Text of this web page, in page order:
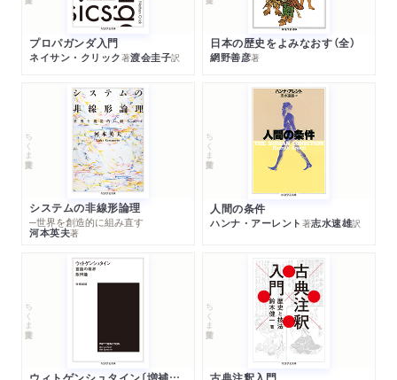
プロパガンダ入門
ネイサン・クリック著渡会圭子訳
日本の歴史をよみなおす（全）
網野善彦著
ちくま学芸文庫
システムの非線形論理
─世界を創造的に組み直す
河本英夫著
ちくま学芸文庫
人間の条件
ハンナ・アーレント 著志水速雄訳
ちくま学芸文庫 ちくま学芸文庫